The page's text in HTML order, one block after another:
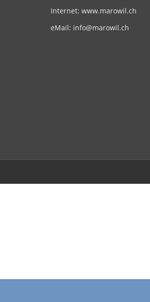
Internet: www.marowil.ch
eMail: info@marowil.ch